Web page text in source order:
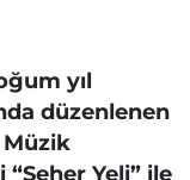
yıl
düzenlenen
Müzik
Yeli” ile